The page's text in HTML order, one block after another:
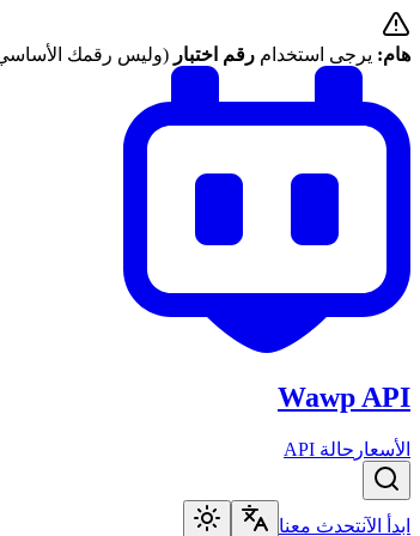
هام: يرجى استخدام رقم اختبار (وليس رقمك الأساسي)
Wawp API
الأسعار حالة API
ابدأ الآنتحدث معنا